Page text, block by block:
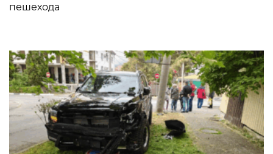
пешехода